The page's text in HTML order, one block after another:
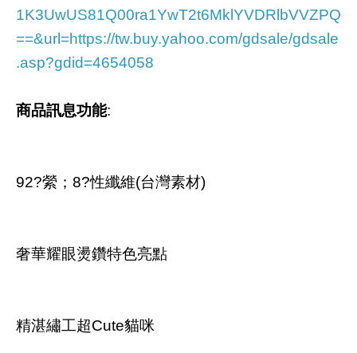
1K3UwUS81Q00ra1YwT2t6MklYVDRlbVVZPQ
==&url=https://tw.buy.yahoo.com/gdsale/gdsale
.asp?gdid=4654058
商品訊息功能:
92?縈；8?性纖維(台灣素材)
奢華耀眼燙鑽特色亮點
精湛繡工超Cute貓咪